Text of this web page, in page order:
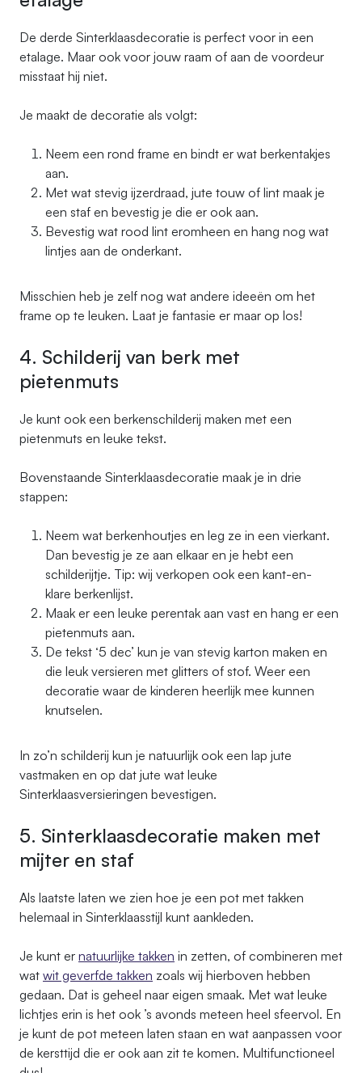
De derde Sinterklaasdecoratie is perfect voor in een
etalage. Maar ook voor jouw raam of aan de voordeur
misstaat hij niet.
Je maakt de decoratie als volgt:
Neem een rond frame en bindt er wat berkentakjes
aan.
Met wat stevig ijzerdraad, jute touw of lint maak je
een staf en bevestig je die er ook aan.
Bevestig wat rood lint eromheen en hang nog wat
lintjes aan de onderkant.
Misschien heb je zelf nog wat andere ideeën om het
frame op te leuken. Laat je fantasie er maar op los!
4. Schilderij van berk met
pietenmuts
Je kunt ook een berkenschilderij maken met een
pietenmuts en leuke tekst.
Bovenstaande Sinterklaasdecoratie maak je in drie
stappen:
Neem wat berkenhoutjes en leg ze in een vierkant.
Dan bevestig je ze aan elkaar en je hebt een
schilderijtje. Tip: wij verkopen ook een kant-en-
klare berkenlijst.
Maak er een leuke perentak aan vast en hang er een
pietenmuts aan.
De tekst ‘5 dec’ kun je van stevig karton maken en
die leuk versieren met glitters of stof. Weer een
decoratie waar de kinderen heerlijk mee kunnen
knutselen.
In zo’n schilderij kun je natuurlijk ook een lap jute
vastmaken en op dat jute wat leuke
Sinterklaasversieringen bevestigen.
5. Sinterklaasdecoratie maken met
mijter en staf
Als laatste laten we zien hoe je een pot met takken
helemaal in Sinterklaasstijl kunt aankleden.
Je kunt er natuurlijke takken in zetten, of combineren met
wat wit geverfde takken zoals wij hierboven hebben
gedaan. Dat is geheel naar eigen smaak. Met wat leuke
lichtjes erin is het ook ’s avonds meteen heel sfeervol. En
je kunt de pot meteen laten staan en wat aanpassen voor
de kersttijd die er ook aan zit te komen. Multifunctioneel